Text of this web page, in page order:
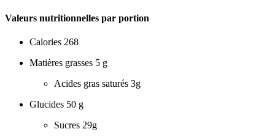
Valeurs nutritionnelles par portion
Calories 268
Matières grasses 5 g
Acides gras saturés 3g
Glucides 50 g
Sucres 29g